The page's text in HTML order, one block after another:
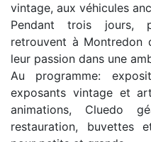
vintage, aux véhicules
Pendant trois jours,
retrouvent à Montredon
leur passion dans une
Au programme:
exposants vintage et
animations, Cluedo
restauration, buvettes